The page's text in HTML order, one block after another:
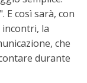
E così sarà, con
la
che
durante